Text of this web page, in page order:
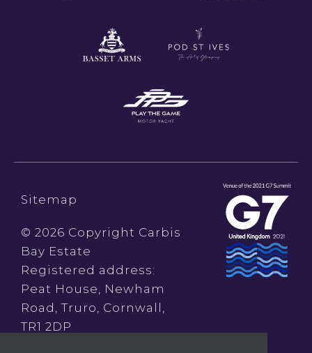
Sitemap
© 2026 Copyright Carbis
Bay Estate
Registered address:
Peat House, Newham
Road, Truro, Cornwall,
TR1 2DP